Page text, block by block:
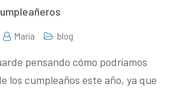
María blog
pensando cómo podríamos
los cumpleaños este año, ya que